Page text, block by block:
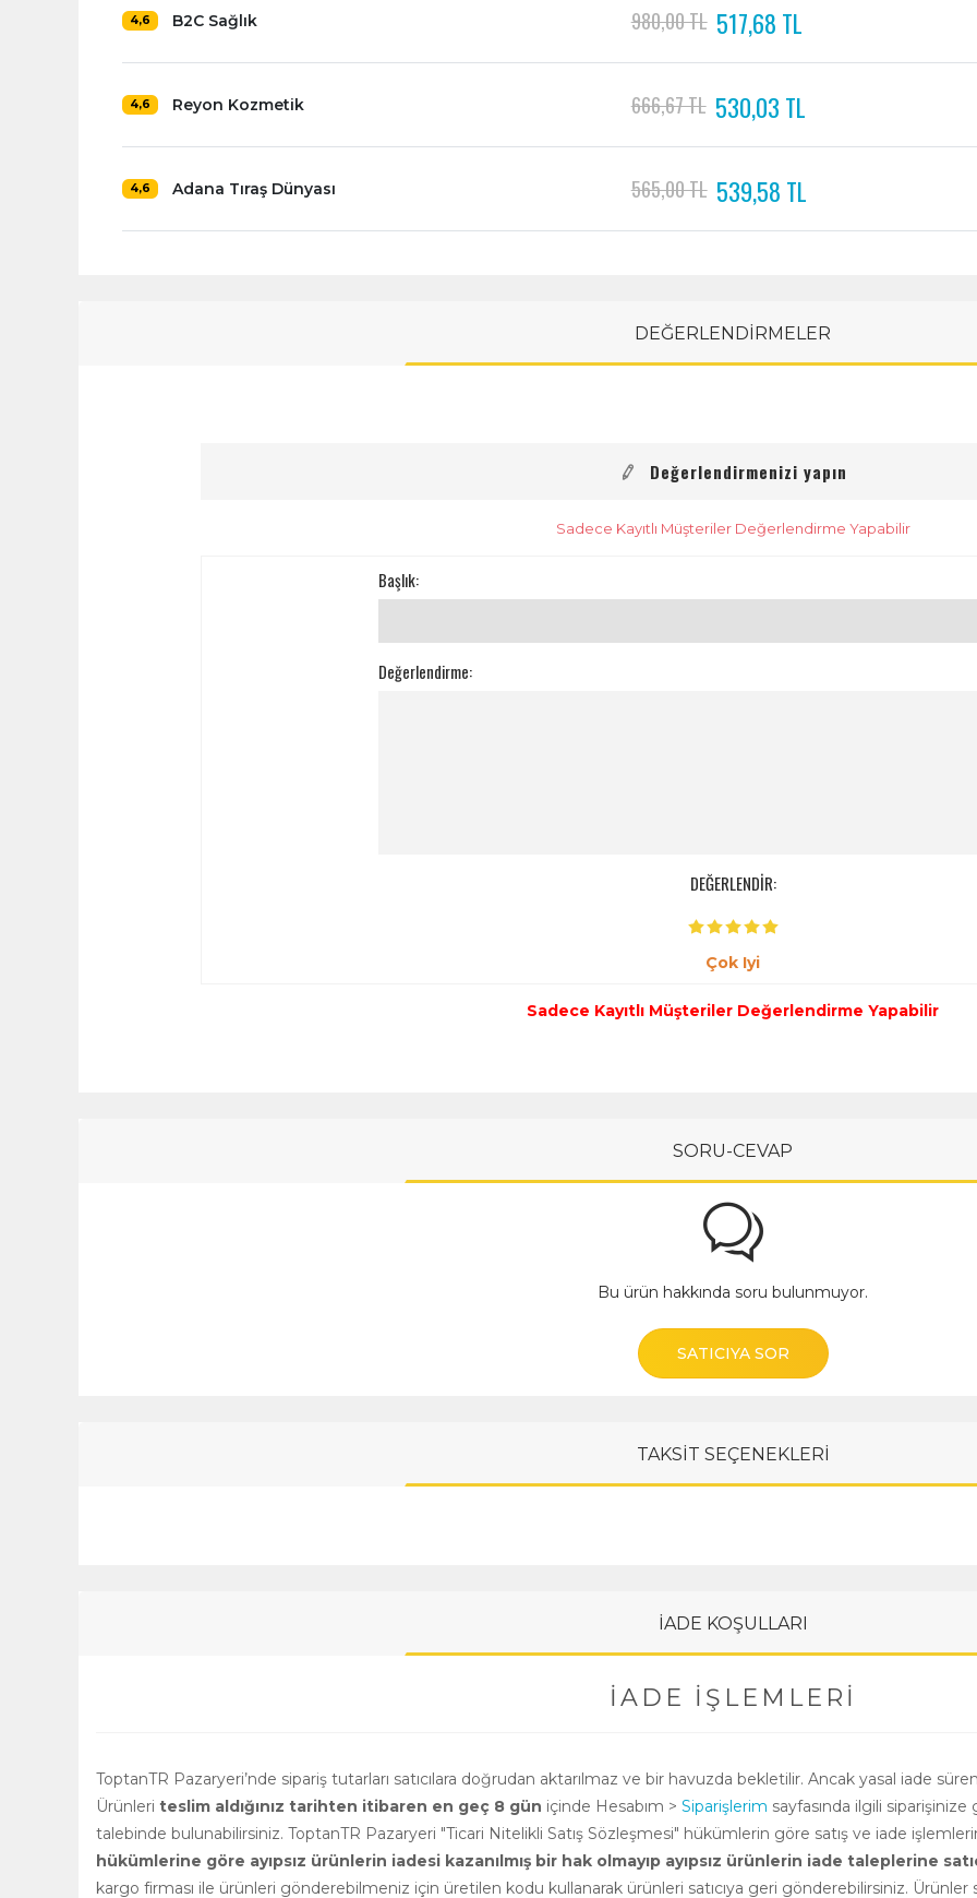
4,6 B2C Sağlık 980,00 TL 517,68 TL
4,6 Reyon Kozmetik 666,67 TL 530,03 TL
4,6 Adana Tıraş Dünyası 565,00 TL 539,58 TL
DEĞERLENDİRMELER
Değerlendirmenizi yapın
Sadece Kayıtlı Müşteriler Değerlendirme Yapabilir
Başlık:
Değerlendirme:
DEĞERLENDİR:
Çok Iyi
Sadece Kayıtlı Müşteriler Değerlendirme Yapabilir
SORU-CEVAP
Bu ürün hakkında soru bulunmuyor.
SATICIYA SOR
TAKSİT SEÇENEKLERİ
İADE KOŞULLARI
İADE İŞLEMLERI
ToptanTR Pazaryeri’nde sipariş tutarları satıcılara doğrudan aktarılmaz ve bir havuzda bekletilir. Ancak yasal iade
Ürünleri teslim aldığınız tarihten itibaren en geç 8 gün içinde Hesabım > Siparişlerim sayfasında ilgili
talebinde bulunabilirsiniz. ToptanTR Pazaryeri "Ticari Nitelikli Satış Sözleşmesi" hükümlerin göre satış ve iade
hükümlerine göre ayıpsız ürünlerin iadesi kazanılmış bir hak olmayıp ayıpsız ürünlerin iade taleplerine
kargo firması ile ürünleri gönderebilmeniz için üretilen kodu kullanarak ürünleri satıcıya geri gönderebilirsiniz. Ürünler